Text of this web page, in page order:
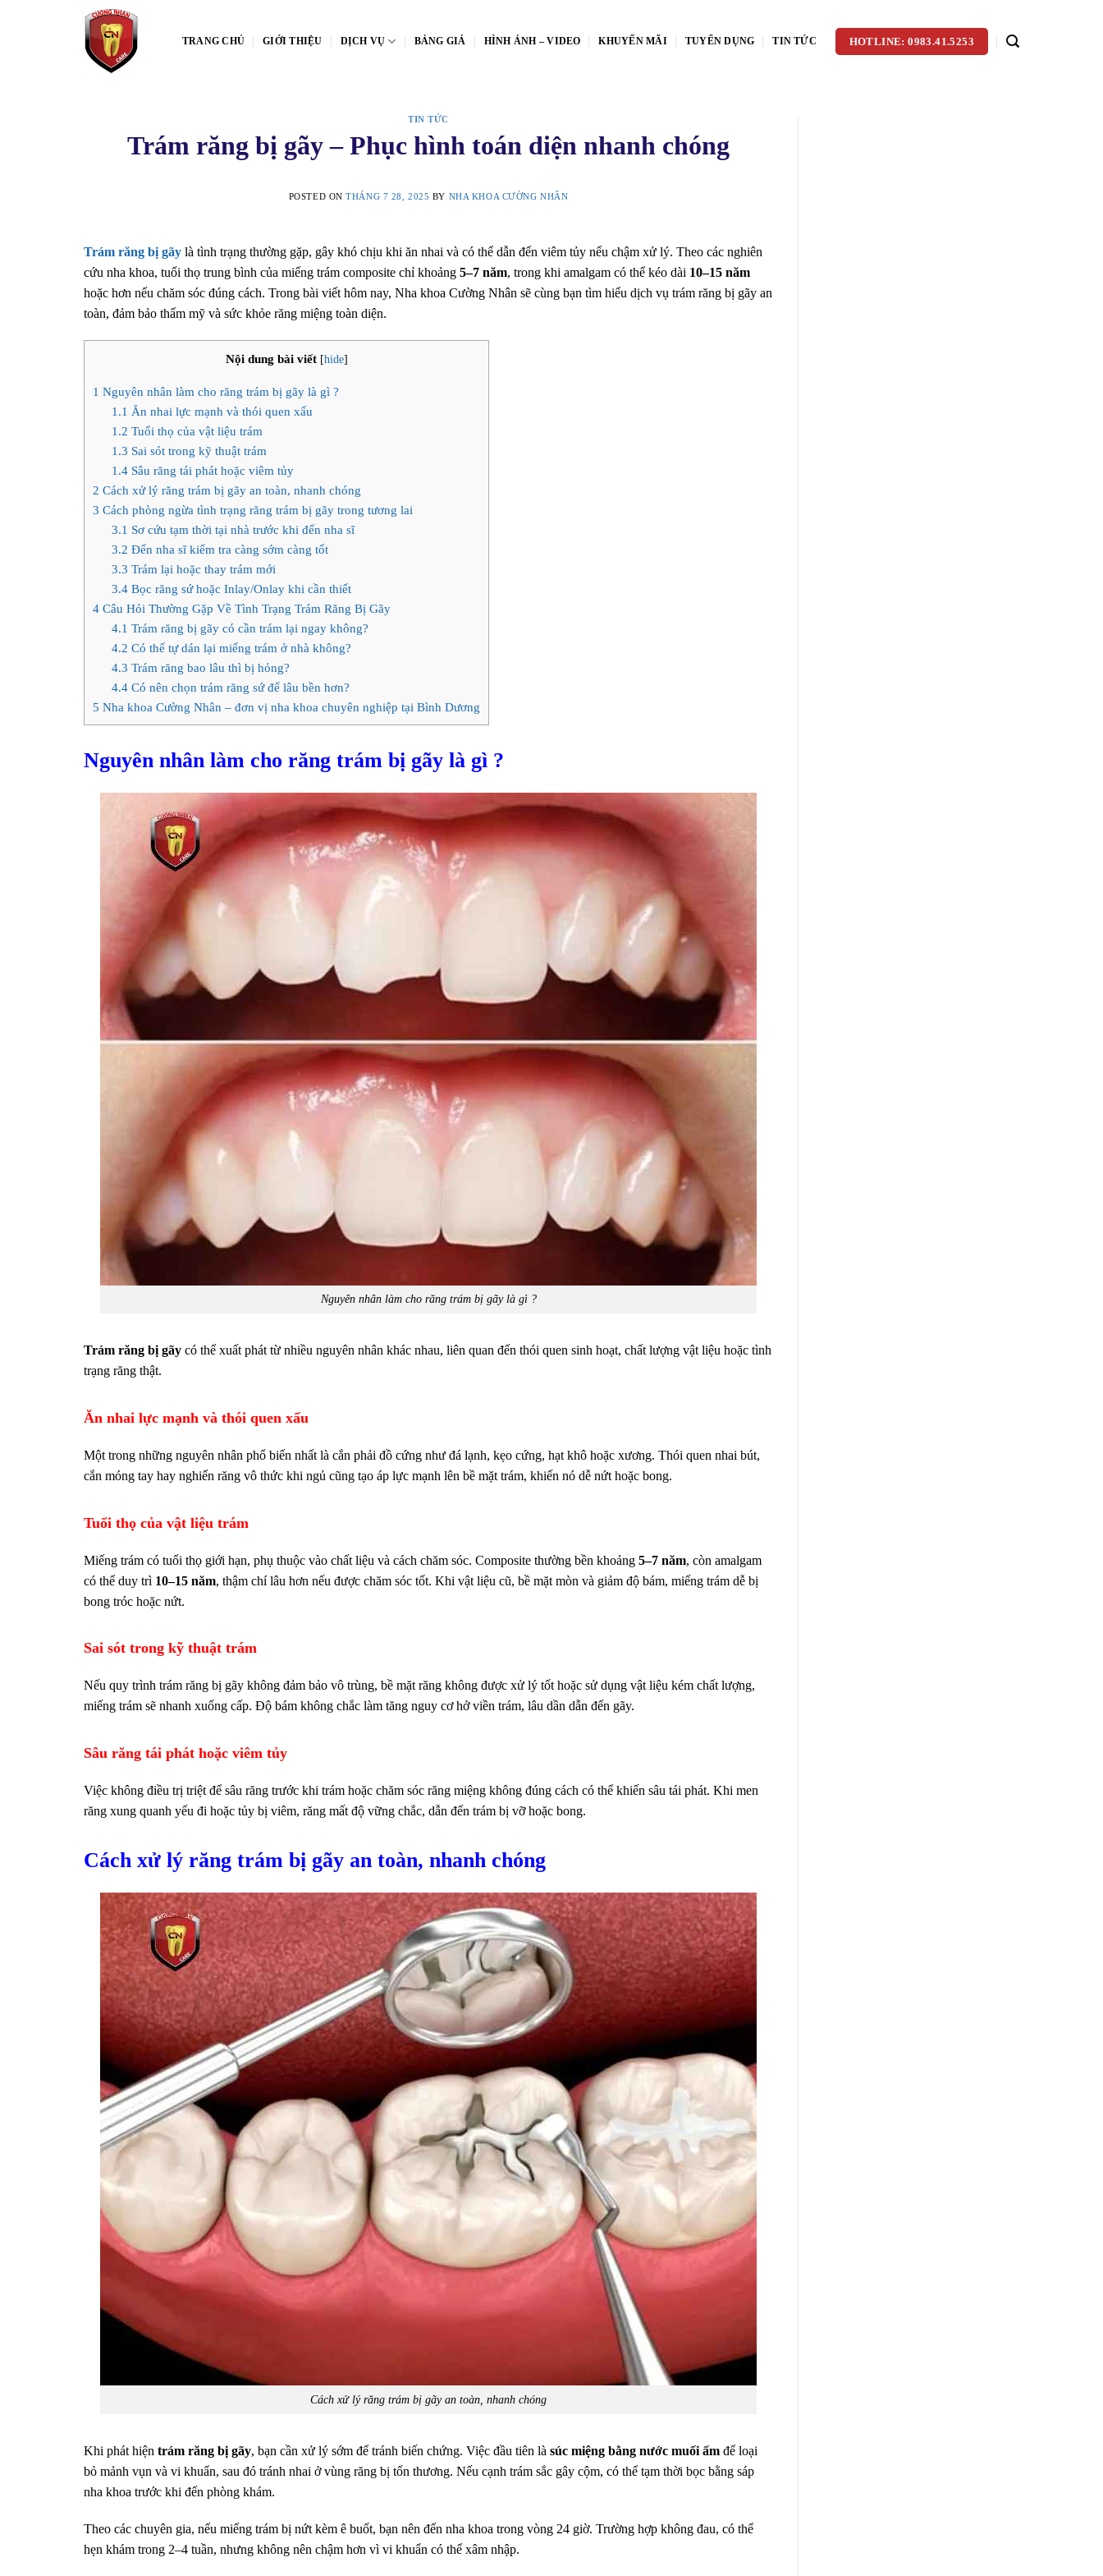
TRANG CHỦ GIỚI THIỆU DỊCH VỤ BẢNG GIÁ HÌNH ẢNH – VIDEO KHUYẾN MÃI TUYỂN DỤNG TIN TỨC HOTLINE: 0983.41.5253
TIN TỨC
Trám răng bị gãy – Phục hình toán diện nhanh chóng
POSTED ONTHÁNG 7 28, 2025 BY NHA KHOA CƯỜNG NHÂN
Trám răng bị gãy là tình trạng thường gặp, gây khó chịu khi ăn nhai và có thể dẫn đến viêm tủy nếu chậm xử lý. Theo các nghiên
cứu nha khoa, tuổi thọ trung bình của miếng trám composite chỉ khoảng 5–7 năm, trong khi amalgam có thể kéo dài 10–15 năm
hoặc hơn nếu chăm sóc đúng cách. Trong bài viết hôm nay, Nha khoa Cường Nhân sẽ cùng bạn tìm hiểu dịch vụ trám răng bị gãy an
toàn, đảm bảo thẩm mỹ và sức khỏe răng miệng toàn diện.
Nội dung bài viết [hide]
1 Nguyên nhân làm cho răng trám bị gãy là gì ?
1.1 Ăn nhai lực mạnh và thói quen xấu
1.2 Tuổi thọ của vật liệu trám
1.3 Sai sót trong kỹ thuật trám
1.4Sâu răng tái phát hoặc viêm tủy
2 Cách xử lý răng trám bị gãy an toàn, nhanh chóng
3 Cách phòng ngừa tình trạng răng trám bị gãy trong tương lai
3.1 Sơ cứu tạm thời tại nhà trước khi đến nha sĩ
3.2 Đến nha sĩ kiểm tra càng sớm càng tốt
3.3 Trám lại hoặc thay trám mới
3.4Bọc răng sứ hoặc Inlay/Onlay khi cần thiết
4 Câu Hỏi Thường Gặp Về Tình Trạng Trám Răng Bị Gãy
4.1 Trám răng bị gãy có cần trám lại ngay không?
4.2 Có thể tự dán lại miếng trám ở nhà không?
4.3 Trám răng bao lâu thì bị hỏng?
4.4Có nên chọn trám răng sứ để lâu bền hơn?
5 Nha khoa Cường Nhân – đơn vị nha khoa chuyên nghiệp tại Bình Dương
Nguyên nhân làm cho răng trám bị gãy là gì ?
Nguyên nhân làm cho răng trám bị gãy là gì ?
Trám răng bị gãy có thể xuất phát từ nhiều nguyên nhân khác nhau, liên quan đến thói quen sinh hoạt, chất lượng vật liệu hoặc tình
trạng răng thật.
Ăn nhai lực mạnh và thói quen xấu
Một trong những nguyên nhân phổ biến nhất là cắn phải đồ cứng như đá lạnh, kẹo cứng, hạt khô hoặc xương. Thói quen nhai bút,
cắn móng tay hay nghiến răng vô thức khi ngủ cũng tạo áp lực mạnh lên bề mặt trám, khiến nó dễ nứt hoặc bong.
Tuổi thọ của vật liệu trám
Miếng trám có tuổi thọ giới hạn, phụ thuộc vào chất liệu và cách chăm sóc. Composite thường bền khoảng 5–7 năm, còn amalgam
có thể duy trì 10–15 năm, thậm chí lâu hơn nếu được chăm sóc tốt. Khi vật liệu cũ, bề mặt mòn và giảm độ bám, miếng trám dễ bị
bong tróc hoặc nứt.
Sai sót trong kỹ thuật trám
Nếu quy trình trám răng bị gãy không đảm bảo vô trùng, bề mặt răng không được xử lý tốt hoặc sử dụng vật liệu kém chất lượng,
miếng trám sẽ nhanh xuống cấp. Độ bám không chắc làm tăng nguy cơ hở viền trám, lâu dần dẫn đến gãy.
Sâu răng tái phát hoặc viêm tủy
Việc không điều trị triệt để sâu răng trước khi trám hoặc chăm sóc răng miệng không đúng cách có thể khiến sâu tái phát. Khi men
răng xung quanh yếu đi hoặc tủy bị viêm, răng mất độ vững chắc, dẫn đến trám bị vỡ hoặc bong.
Cách xử lý răng trám bị gãy an toàn, nhanh chóng
Cách xử lý răng trám bị gãy an toàn, nhanh chóng
Khi phát hiện trám răng bị gãy, bạn cần xử lý sớm để tránh biến chứng. Việc đầu tiên là súc miệng bằng nước muối ấm để loại
bỏ mảnh vụn và vi khuẩn, sau đó tránh nhai ở vùng răng bị tổn thương. Nếu cạnh trám sắc gây cộm, có thể tạm thời bọc bằng sáp
nha khoa trước khi đến phòng khám.
Theo các chuyên gia, nếu miếng trám bị nứt kèm ê buốt, bạn nên đến nha khoa trong vòng 24 giờ. Trường hợp không đau, có thể
hẹn khám trong 2–4 tuần, nhưng không nên chậm hơn vì vi khuẩn có thể xâm nhập.